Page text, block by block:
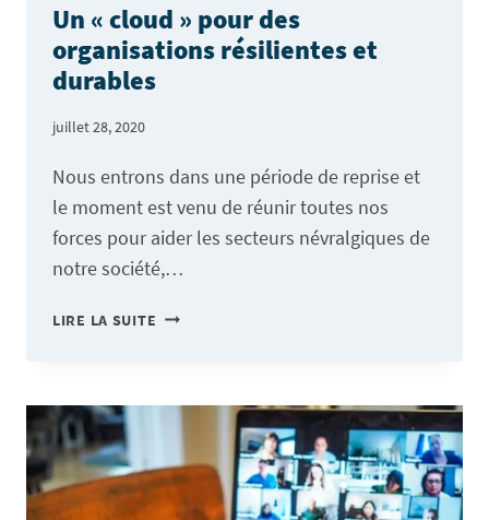
Un « cloud » pour des
organisations résilientes et
durables
juillet 28, 2020
Nous entrons dans une période de reprise et
le moment est venu de réunir toutes nos
forces pour aider les secteurs névralgiques de
notre société,…
LIRE LA SUITE UN
»
DES
ORGANISATIONS